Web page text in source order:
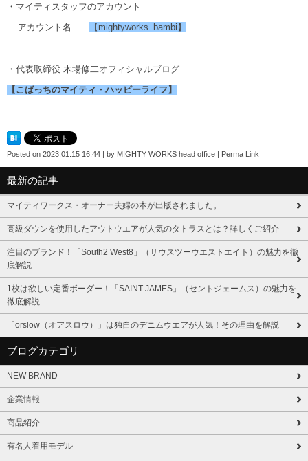
・マイティスタッフのアカウント
アカウント名 【mightyworks_bambi】
・代表取締役 木場修二オフィシャルブログ
【こばっちのマイティ・ハッピーライフ】
Posted on 2023.01.15 16:44 by MIGHTY WORKS head office Perma Link
最新の記事
マイティワークス・オーナー夫婦の本が出版されました。
高級ダウンを使用したアウトウエアが人気のタトラスとは？詳しくご紹介
注目のブランド！「South2 West8」（サウスツーウエストエイト）の魅力を徹
底解説
1枚は欲しい定番ボーダー！「SAINT JAMES」（セントジェームス）の魅力を
徹底解説
「orslow（オアスロウ）」は独自のデニムウエアが人気！その理由を解説
ブログカテゴリ
NEW BRAND
企業情報
商品紹介
有名人着用モデル